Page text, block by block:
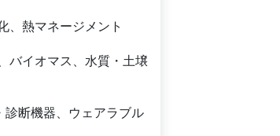
、熱マネージメント
バイオマス、水質・土壌
診断機器、ウェアラブル